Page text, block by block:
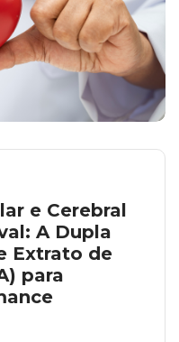
e Cerebral
A Dupla
Extrato de
para